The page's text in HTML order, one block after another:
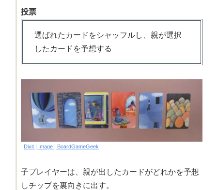
投票
選ばれたカードをシャッフルし、親が選択
したカードを予想する
Dixit | Image | BoardGameGeek
子プレイヤーは、親が出したカードがどれかを予想
しチップを裏向きに出す。